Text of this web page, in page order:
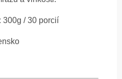
300g / 30 porcií